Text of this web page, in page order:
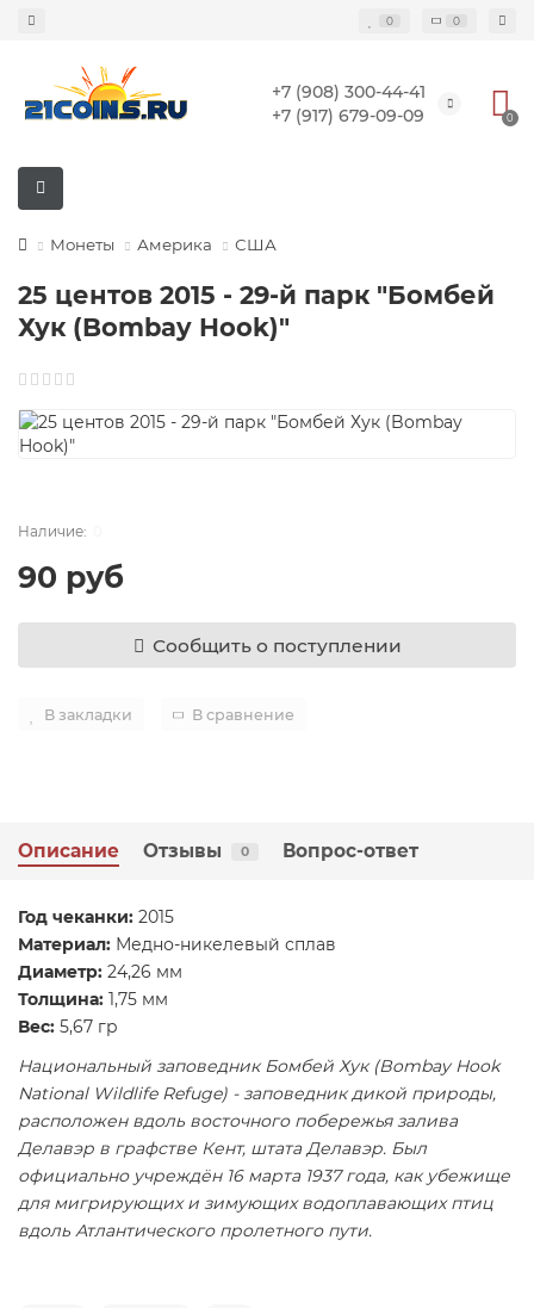
0 0
+7 (908) 300-44-41
+7 (917) 679-09-09
0
Монеты Америка США
25 центов 2015 - 29-й парк "Бомбей
Хук (Bombay Hook)"
90 руб
Сообщить о поступлении
В закладки В сравнение
Описание Отзывы 0 Вопрос-ответ
​Год чеканки: 2015
Материал: Медно-никелевый сплав
Диаметр: 24,26 мм
Толщина: 1,75 мм
Вес: 5,67 гр
Национальный заповедник Бомбей Хук (Bombay Hook
National Wildlife Refuge) - заповедник дикой природы,
расположен вдоль восточного побережья залива
Делавэр в графстве Кент, штата Делавэр. Был
официально учреждён 16 марта 1937 года, как убежище
для мигрирующих и зимующих водоплавающих птиц
вдоль Атлантического пролетного пути.